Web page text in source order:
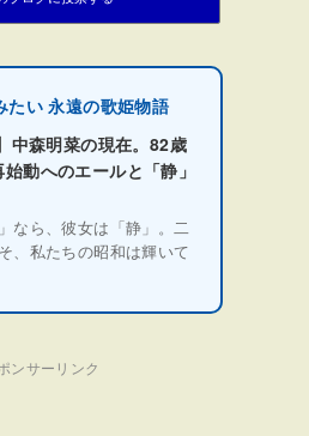
たい 永遠の歌姫物語
中森明菜の現在。82歳
動へのエールと「静」
なら、彼女は「静」。二
、私たちの昭和は輝いて
ンサーリンク